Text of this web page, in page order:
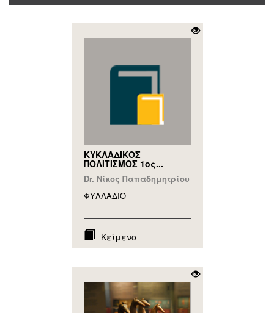
ΚΥΚΛΑΔΙΚΟΣ
ΠΟΛΙΤΙΣΜΟΣ 1ος...
Dr. Νίκος Παπαδημητρίου
ΦΥΛΛAΔΙΟ
Κείμενο